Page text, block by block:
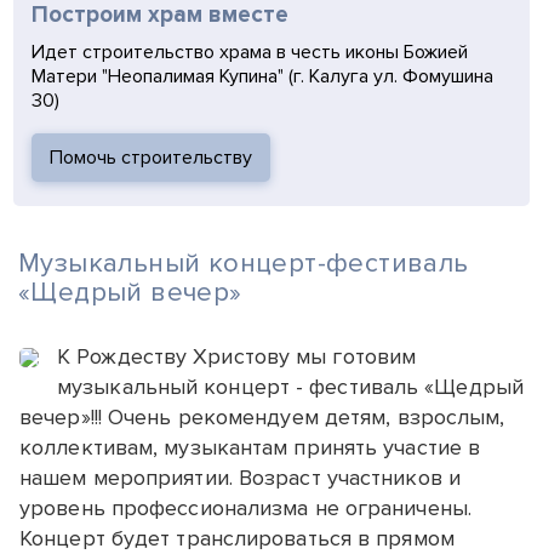
Построим храм вместе
Идет строительство храма в честь иконы Божией
Матери "Неопалимая Купина" (г. Калуга ул. Фомушина
30)
Помочь строительству
Музыкальный концерт-фестиваль
«Щедрый вечер»
К Рождеству Христову мы готовим
музыкальный концерт - фестиваль «Щедрый
вечер»!!! Очень рекомендуем детям, взрослым,
коллективам, музыкантам принять участие в
нашем мероприятии. Возраст участников и
уровень профессионализма не ограничены.
Концерт будет транслироваться в прямом